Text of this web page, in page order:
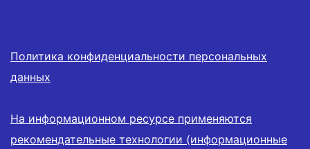
Политика конфиденциальности персональных
данных
На информационном ресурсе применяются
рекомендательные технологии (информационные